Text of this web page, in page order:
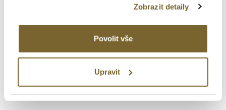
Zobrazit detaily
Povolit vše
Upravit
PERLOVÝ NÁRAMEK
750 Kč